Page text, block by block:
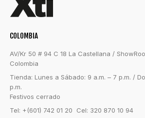
COLOMBIA
AV/Kr 50 # 94 C 18 La Castellana /
Colombia
Tienda: Lunes a Sábado: 9 a.m. – 7 p.m. /
p.m.
Festivos cerrado
Tel: +(601) 742 01 20 Cel: 320 870 10 94